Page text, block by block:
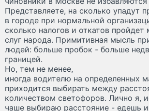
Представляете, на сколько упадут
в городе при нормальной
сколько налогов и откатов
слуг народа. Примитивная мысль
людей: больше пробок - больше
границей.
Но, тем не менее,
иногда водителю на определенных
приходится выбирать между
количеством светофоров. Лично я,
чаше выбираю расстояние - едешь